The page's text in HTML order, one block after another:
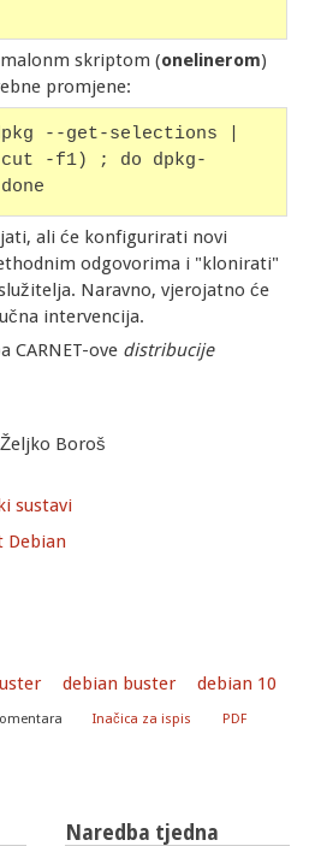
skriptom (onelinerom)
promjene:
--get-selections |
-f1) ; do dpkg-
ali će konfigurirati novi
odgovorima i "klonirati"
Naravno, vjerojatno će
intervencija.
CARNET-ove distribucije
Boroš
sustavi
Debian
debian buster debian 10
Inačica za ispis
PDF
Naredba tjedna